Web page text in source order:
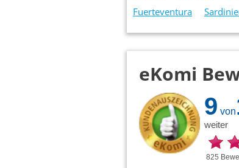
Fuerteventura
eKomi
9 von
weiter
825